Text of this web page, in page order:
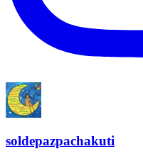
soldepazpachakuti